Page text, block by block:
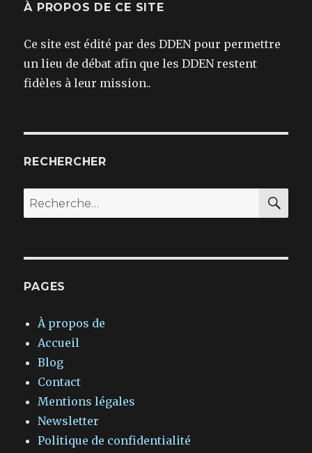
À PROPOS DE CE SITE
Ce site est édité par des DDEN pour permettre
un lieu de débat afin que les DDEN restent
fidèles à leur mission..
RECHERCHER
Recherche
pour :
PAGES
À propos de
Accueil
Blog
Contact
Mentions légales
Newsletter
Politique de confidentialité